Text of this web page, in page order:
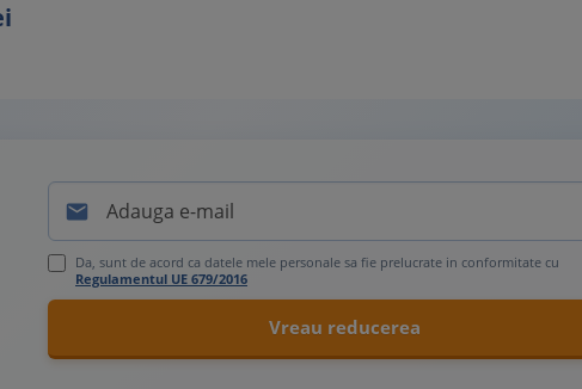

Da, sunt de acord ca datele mele personale sa fie prelucrate in conformitate cu
Regulamentul UE 679/2016